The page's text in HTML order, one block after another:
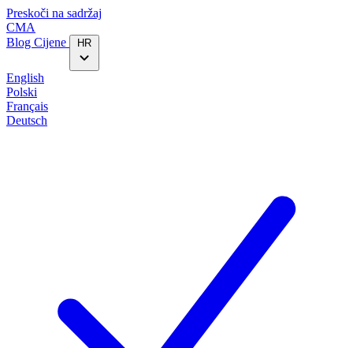
Preskoči na sadržaj
CMA
Blog‎ Cijene HR
English
Polski
Français
Deutsch